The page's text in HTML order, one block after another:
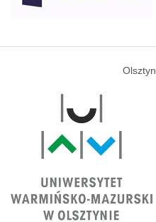
Olsztyn